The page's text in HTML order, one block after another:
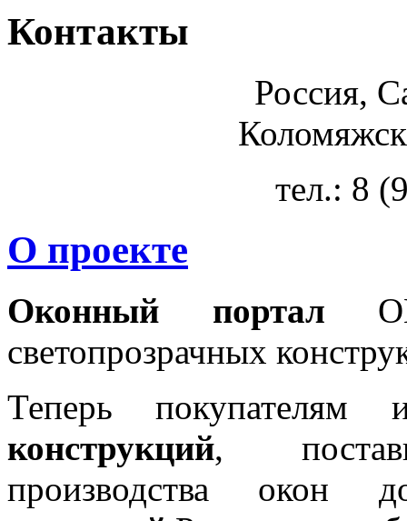
Контакты
Россия,
тел.: 8
О проекте
Оконный портал
светопрозрачных
Теперь покупателям
конструкций,
производства окон